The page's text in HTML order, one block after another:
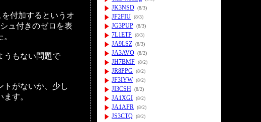
付加するというオ
ュ付きのゼロを表
うもない問題で
がないか、少し
す。
JK3NSD (8/3)
JF2FIU (8/3)
JG3PUP (8/3)
7L1ETP (8/3)
JA9LSZ (8/3)
JA3AVO (8/2)
JH7BMF (8/2)
JR8PPG (8/2)
JF3IYW (8/2)
JI3CSH (8/2)
JA1XGI (8/2)
JA1AFR (8/2)
JS3CTQ (8/2)